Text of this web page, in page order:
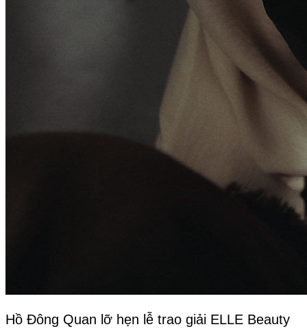
Hồ Đông Quan lỡ hẹn lễ trao giải ELLE Beauty